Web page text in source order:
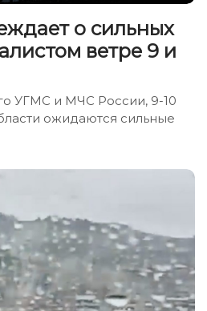
о сильных
ветре 9 и
УГМС и МЧС России, 9-10
ожидаются сильные